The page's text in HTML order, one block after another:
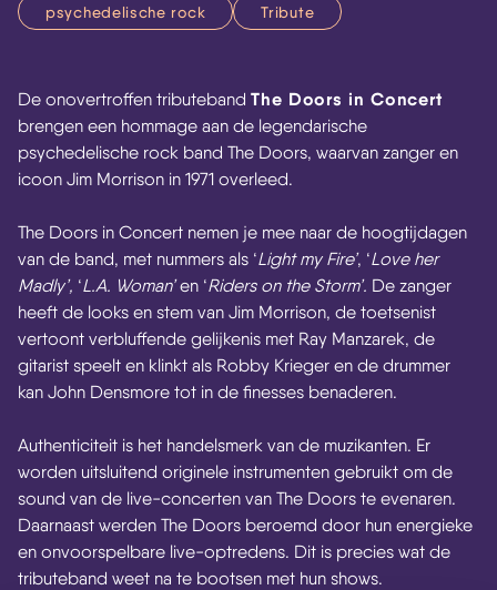
psychedelische rock Tribute
De onovertroffen tributeband The Doors in Concert
brengen een hommage aan de legendarische
psychedelische rock band The Doors, waarvan zanger en
icoon Jim Morrison in 1971 overleed.
The Doors in Concert nemen je mee naar de hoogtijdagen
van de band, met nummers als ‘Light my Fire’, ‘Love her
Madly’, ‘L.A. Woman’en ‘Riders on the Storm’. De zanger
heeft de looks en stem van Jim Morrison, de toetsenist
vertoont verbluffende gelijkenis met Ray Manzarek, de
gitarist speelt en klinkt als Robby Krieger en de drummer
kan John Densmore tot in de finesses benaderen.
Authenticiteit is het handelsmerk van de muzikanten. Er
worden uitsluitend originele instrumenten gebruikt om de
sound van de live-concerten van The Doors te evenaren.
Daarnaast werden The Doors beroemd door hun energieke
en onvoorspelbare live-optredens. Dit is precies wat de
tributeband weet na te bootsen met hun shows.